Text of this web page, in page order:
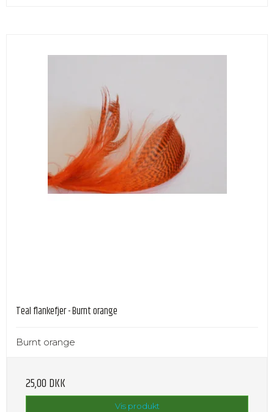
Teal flankefjer - Burnt orange
Burnt orange
25,00 DKK
Vis produkt